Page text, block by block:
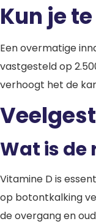
Kun je
Een overmatige
vastgesteld op
verhoogt het de
Wat is
Vitamine D is
op botontkalking
de overgang en